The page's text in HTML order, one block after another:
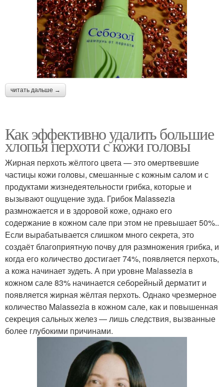
читать дальше →
Как эффективно удалить большие
хлопья перхоти с кожи головы
Жирная перхоть жёлтого цвета — это омертвевшие
частицы кожи головы, смешанные с кожным салом и с
продуктами жизнедеятельности грибка, которые и
вызывают ощущение зуда. Грибок Malassezia
размножается и в здоровой коже, однако его
содержание в кожном сале при этом не превышает 50%..
Если вырабатывается слишком много секрета, это
создаёт благоприятную почву для размножения грибка, и
когда его количество достигает 74%, появляется перхоть,
а кожа начинает зудеть. А при уровне Malassezia в
кожном сале 83% начинается себорейный дерматит и
появляется жирная жёлтая перхоть. Однако чрезмерное
количество Malassezia в кожном сале, как и повышенная
секреция сальных желез — лишь следствия, вызванные
более глубокими причинами.